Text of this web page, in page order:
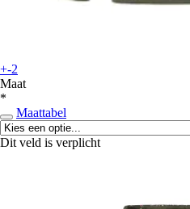
+-2
Maat
*
Maattabel
Dit veld is verplicht